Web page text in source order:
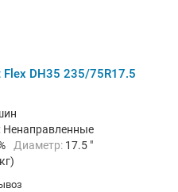
DH35 235/75R17.5
Ненаправленные
Диаметр: 17.5 "